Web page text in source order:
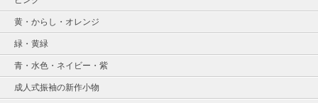
黄・からし・オレンジ
緑・黄緑
青・水色・ネイビー・紫
成人式振袖の新作小物